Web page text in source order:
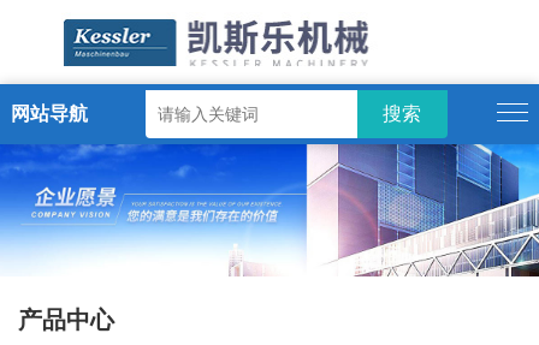
ENGLISH
网站导航
产品中心